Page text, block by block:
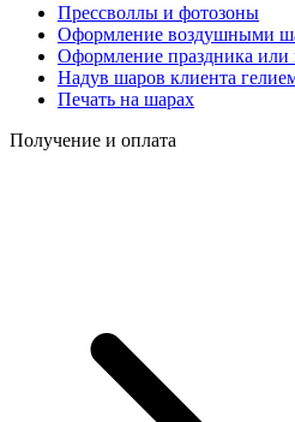
Прессволлы и фотозоны
Оформление воздушными
Оформление праздника или
Надув шаров клиента
Печать на шарах
Получение и оплата